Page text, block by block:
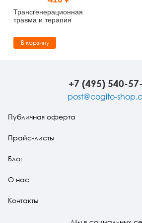
Тревожные расстройства,
Психодрама
Психология труда и эргономика
Социальная и организационная
Трансгенерационная
травма и терапия
В корзину
+7 (495) 540-
post@cogito-
Публичная оферта
Прайс-листы
Блог
О нас
Контакты